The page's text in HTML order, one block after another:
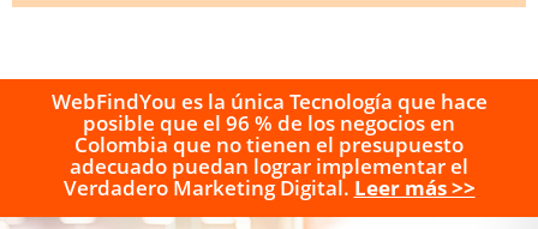
WebFindYou es la única Tecnología que hace
posible que el 96 % de los negocios en
Colombia que no tienen el presupuesto
adecuado puedan lograr implementar el
Verdadero Marketing Digital. Leer más >>